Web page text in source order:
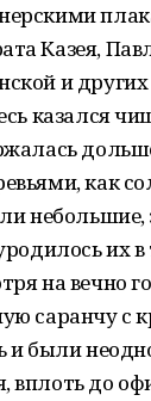
Казея,
и других
казался
как
небольшие,
их
на вечно
саранчу с
и были
вплоть до